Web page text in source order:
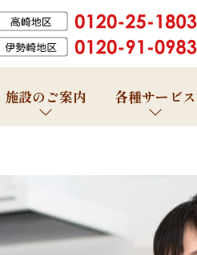
施設のご案内 各種サービス